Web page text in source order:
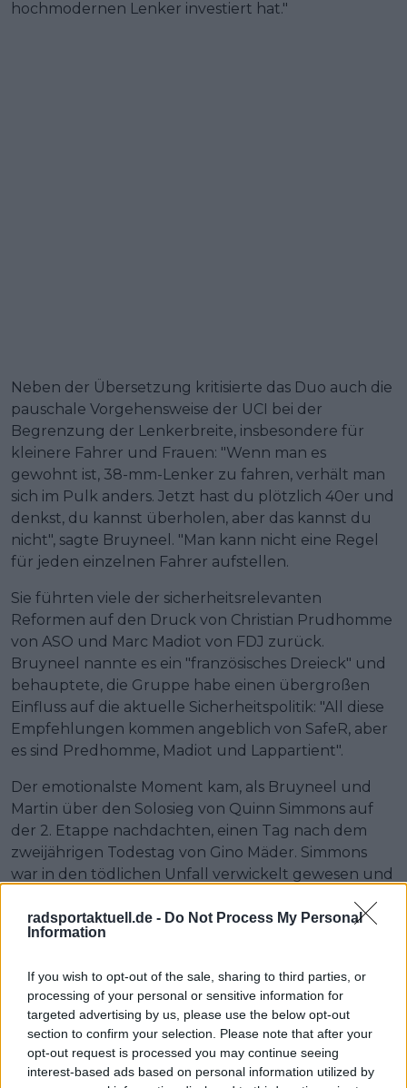
radsportaktuell.de - Do Not Process My Personal
Information
If you wish to opt-out of the sale, sharing to third parties, or
processing of your personal or sensitive information for
targeted advertising by us, please use the below opt-out
section to confirm your selection. Please note that after your
opt-out request is processed you may continue seeing
interest-based ads based on personal information utilized by
hochmodernen Lenker investiert hat."
Neben der Übersetzung kritisierte das Duo auch die
pauschale Vorgehensweise der UCI bei der
Begrenzung der Lenkerbreite, insbesondere für
kleinere Fahrer und Frauen: "Wenn man es
gewohnt ist, 38-mm-Lenker zu fahren, verhält man
sich im Pulk anders. Jetzt hast du plötzlich 40er und
denkst, du kannst überholen, aber das kannst du
nicht", sagte Bruyneel. "Man kann nicht eine Regel
für jeden einzelnen Fahrer aufstellen.
Sie führten viele der sicherheitsrelevanten
Reformen auf den Druck von Christian Prudhomme
von ASO und Marc Madiot von FDJ zurück.
Bruyneel nannte es ein "französisches Dreieck" und
behauptete, die Gruppe habe einen übergroßen
Einfluss auf die aktuelle Sicherheitspolitik: "All diese
Empfehlungen kommen angeblich von SafeR, aber
es sind Predhomme, Madiot und Lappartient".
Der emotionalste Moment kam, als Bruyneel und
Martin über den Solosieg von Quinn Simmons auf
der 2. Etappe nachdachten, einen Tag nach dem
zweijährigen Todestag von Gino Mäder. Simmons
war in den tödlichen Unfall verwickelt gewesen und
"Das war eine unglaubliche Leistung", sagte
Bruyneel. "Er schaffte 430 Watt für 36 Minuten - fast
Martin fügte hinzu, dass Simmons nicht nur
körperliche Stärke, sondern auch mentale
Entschlossenheit zeigte: "Er sah immer wieder so aus,
als würde er eingeholt werden, und sie rannten alle
hinter ihm her."